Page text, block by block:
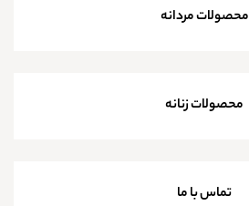
محصولات مردانه
محصولات زنانه
تماس با ما